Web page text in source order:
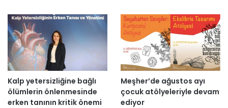
c
a
k
Kalp yetersizliğine bağlı
ölümlerin önlenmesinde
erken tanının kritik önemi
Meşher’de ağustos ayı
çocuk atölyeleriyle devam
ediyor